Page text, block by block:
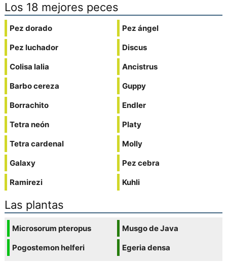
Los 18 mejores peces
Pez dorado
Pez luchador
Colisa lalia
Barbo cereza
Borrachito
Tetra neón
Tetra cardenal
Galaxy
Ramirezi
Pez ángel
Discus
Ancistrus
Guppy
Endler
Platy
Molly
Pez cebra
Kuhli
Las plantas
Microsorum pteropus
Pogostemon helferi
Musgo de Java
Egeria densa